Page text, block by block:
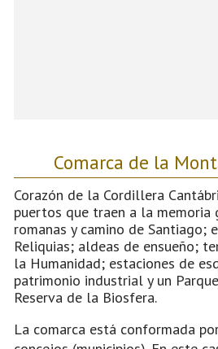
Comarca de la
Corazón de la Cordillera
puertos que traen a la memoria
romanas y camino de Santiago;
Reliquias; aldeas de ensueño;
la Humanidad; estaciones de
patrimonio industrial y un
Reserva de la Biosfera.
La comarca está conformada